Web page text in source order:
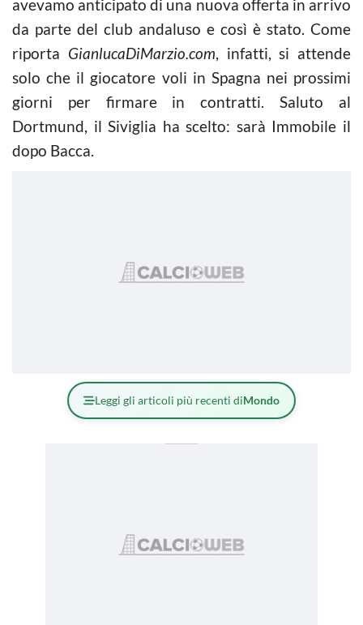
avevamo anticipato di una nuova offerta in arrivo
da parte del club andaluso e così è stato. Come
riporta GianlucaDiMarzio.com, infatti, si attende
solo che il giocatore voli in Spagna nei prossimi
giorni per firmare in contratti. Saluto al
Dortmund, il Siviglia ha scelto: sarà Immobile il
dopo Bacca.
Leggi gli articoli più recenti diMondo